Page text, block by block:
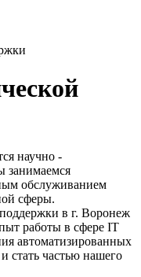
научно -
занимаемся
обслуживанием
сферы.
в г. Воронеж
работы в сфере IT
автоматизированных
стать частью нашего